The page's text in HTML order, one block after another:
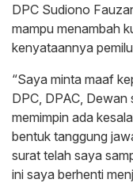
DPC Sudiono
mampu menambah
kenyataannya
“Saya minta maaf
DPC, DPAC, Dewan
memimpin ada
bentuk tanggung
surat telah saya
ini saya berhenti